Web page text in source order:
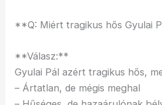
**Q: Miért tragikus hős Gyulai
**Válasz:**
Gyulai Pál azért tragikus hős,
– Ártatlan, de mégis meghal